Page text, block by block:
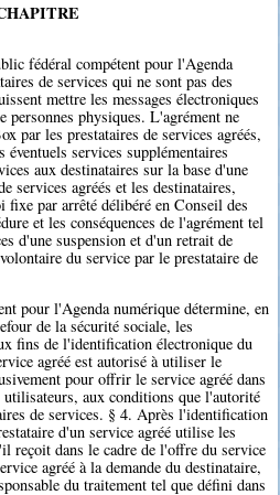
fédéral compétent pour l'Agenda
de services qui ne sont pas des
mettre les messages électroniques
physiques. L'agrément ne
par les prestataires de services agréés,
services supplémentaires
aux destinataires sur la base d'une
services agréés et les destinataires,
par arrêté délibéré en Conseil des
et les conséquences de l'agrément tel
d'une suspension et d'un retrait de
du service par le prestataire de
pour l'Agenda numérique détermine, en
de la sécurité sociale, les
fins de l'identification électronique du
agréé est autorisé à utiliser le
pour offrir le service agréé dans
utilisateurs, aux conditions que l'autorité
de services. § 4. Après l'identification
d'un service agréé utilise les
reçoit dans le cadre de l'offre du service
agréé à la demande du destinataire,
du traitement tel que défini dans